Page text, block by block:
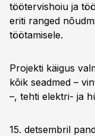
töötervishoiu ja
eriti ranged
töötamisele.
Projekti käigus
kõik seadmed –
–, tehti elektri- ja
15. detsembril